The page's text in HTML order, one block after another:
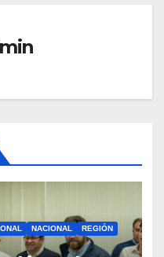
NACIONAL
REGIÓN